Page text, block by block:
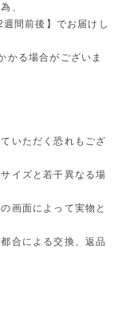
、
間前後】でお届けし
る場合がございま
いただく恐れもござ
イズと若干異なる場
画面によって実物と
合による交換、返品